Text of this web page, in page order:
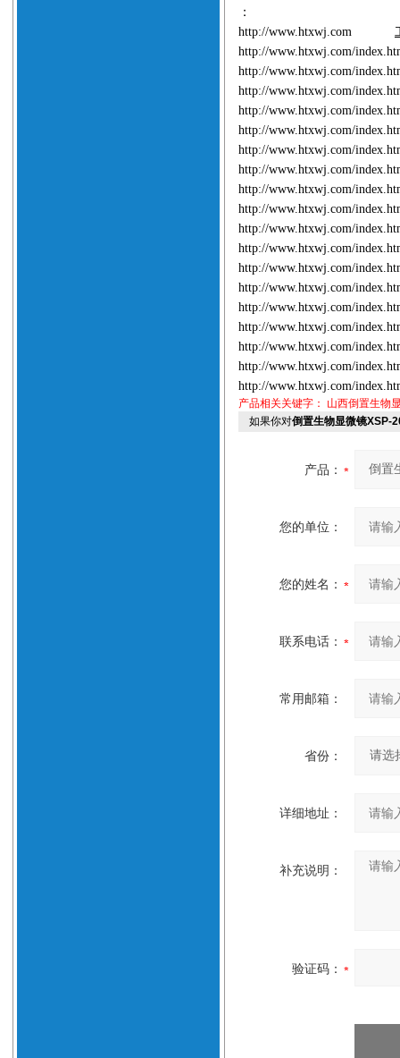
：
http://www.htxwj.com
http://www.htxwj.com/
http://www.htxwj.com/
http://www.htxwj.com/
http://www.htxwj.com/
http://www.htxwj.com/
http://www.htxwj.com/
http://www.htxwj.com/
http://www.htxwj.com/
http://www.htxwj.com/
http://www.htxwj.com/
http://www.htxwj.com/
http://www.htxwj.com/
http://www.htxwj.com/
http://www.htxwj.com/
http://www.htxwj.com/
http://www.htxwj.com/
http://www.htxwj.com/
http://www.htxwj.com/
产品相关关键字： 山西倒置生物
如果你对倒置生物显微镜XSP-
产品：
您的单位：
您的姓名：
联系电话：
常用邮箱：
省份：
详细地址：
补充说明：
验证码：